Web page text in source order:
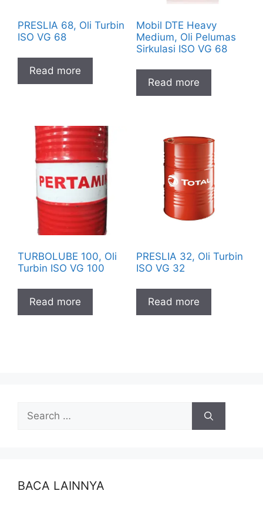
PRESLIA 68, Oli Turbin
ISO VG 68
Read more
Mobil DTE Heavy
Medium, Oli Pelumas
Sirkulasi ISO VG 68
Read more
TURBOLUBE 100, Oli
Turbin ISO VG 100
Read more
PRESLIA 32, Oli Turbin
ISO VG 32
Read more
BACA LAINNYA